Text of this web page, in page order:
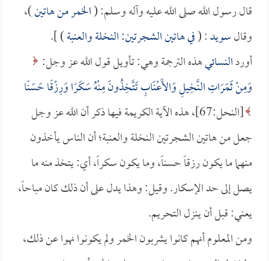
قال رسول الله صلى الله عليه وآله وسلم: (الخمر من هاتين)،
وقالسويد: (في هاتين الشجرتين: النخلة والعنبة) ].
أوردالنسائيهذه الترجمة وهي: تأويل قول الله عز وجل:
وَمِنْ ثَمَرَاتِ النَّخِيلِ وَالأَعْنَابِ تَتَّخِذُونَ مِنْهُ سَكَرًا وَرِزْقًا حَسَنًا
[النحل:67]، هذه الآية الكريمة فيها ذكر أن الله عز وجل
جعل من هاتين الشجرتين النخلة والعنبة؛ أن الناس يأخذون
منهما ما يكون رزقاً حسناً، وما يكون سكراً، أي: يتخذ منه ما
يصل إلى حد الإسكار. وقيل: وهذا يدل على أن ذلك كان مباحاً،
يعني: قبل أن ينزل التحريم.
ومن المعلوم أنهم كانوا يشربون الخمر ولم يكونوا نهوا عن ذلك،